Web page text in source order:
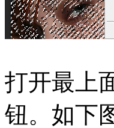
打开最上
钮。如下